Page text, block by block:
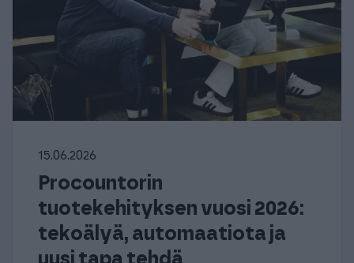
15.06.2026
Procountorin
tuotekehityksen vuosi 2026:
tekoälyä, automaatiota ja